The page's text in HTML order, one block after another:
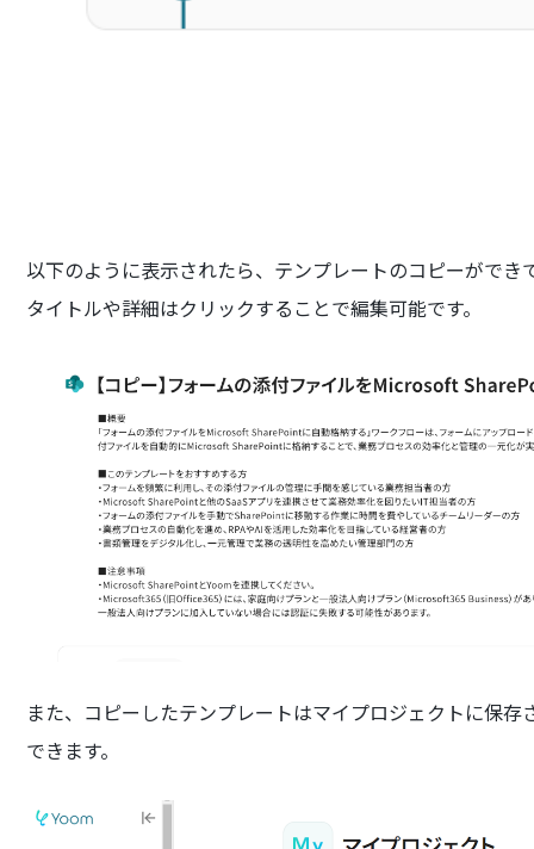
以下のように表示されたら、テンプレートのコピーができ
タイトルや詳細はクリックすることで編集可能です。
また、コピーしたテンプレートはマイプロジェクトに保
できます。